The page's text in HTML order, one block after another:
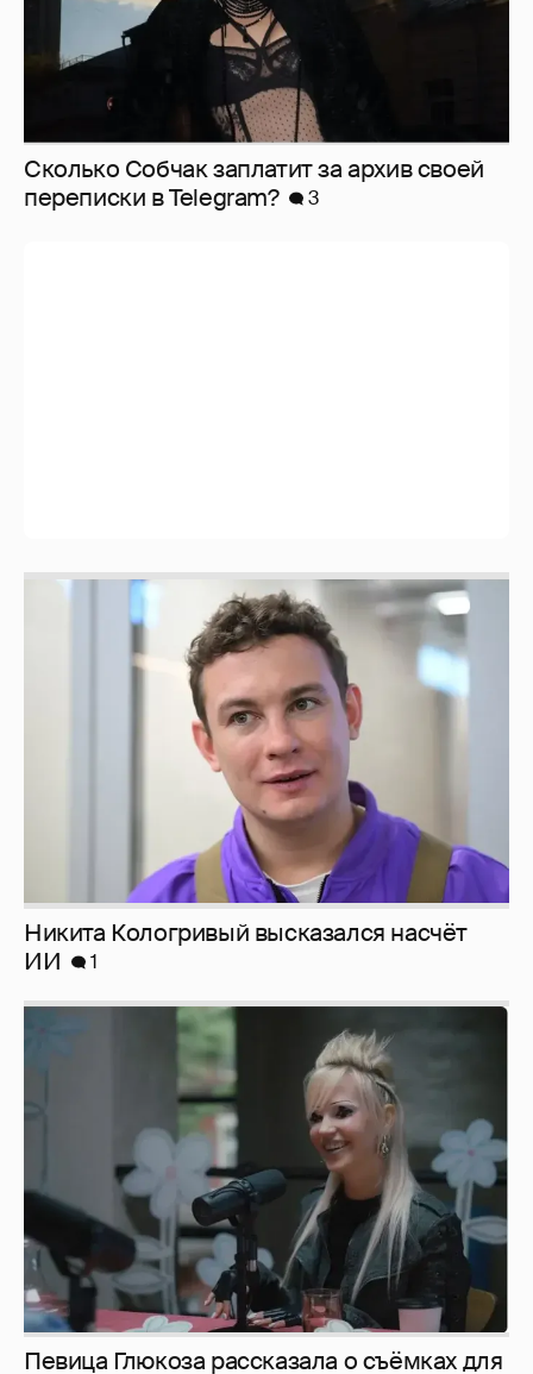
Сколько Собчак заплатит за архив своей
перeписки в Telegram?
3
Никита Кологривый высказался насчёт
Певица Глюкоза рассказала о съёмках для
эротического журнала
3